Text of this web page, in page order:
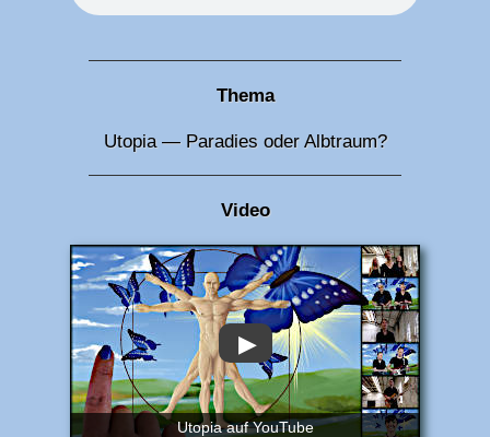
Thema
Utopia — Paradies oder Albtraum?
Video
Utopia auf YouTube
▶